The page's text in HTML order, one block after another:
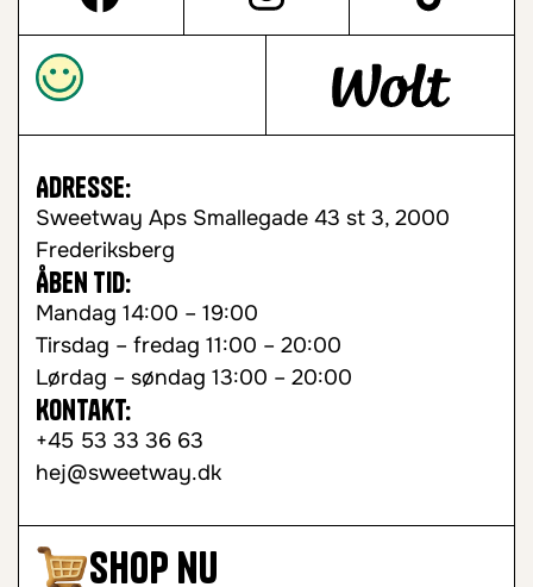
Shop nu
Adresse:
Sweetway Aps Smallegade 43 st 3, 2000
Frederiksberg
Åben tid:
Mandag 14:00 – 19:00
Tirsdag – fredag 11:00 – 20:00
Lørdag – søndag 13:00 – 20:00
Kontakt:
+45 53 33 36 63
hej@sweetway.dk